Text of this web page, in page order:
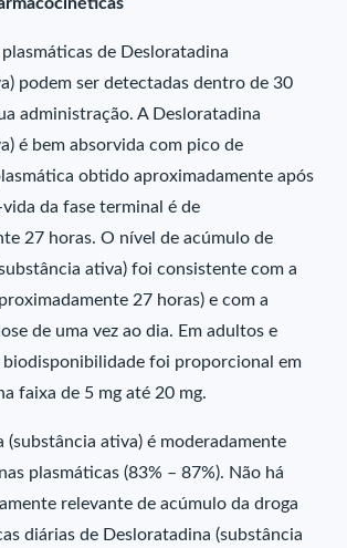
de Desloratadina
podem ser detectadas dentro de 30
administração. A Desloratadina
é bem absorvida com pico de
obtido aproximadamente após
da fase terminal é de
27 horas. O nível de acúmulo de
ativa) foi consistente com a
27 horas) e com a
de uma vez ao dia. Em adultos e
biodisponibilidade foi proporcional em
faixa de 5 mg até 20 mg.
(substância ativa) é moderadamente
plasmáticas (83% – 87%). Não há
relevante de acúmulo da droga
diárias de Desloratadina (substância